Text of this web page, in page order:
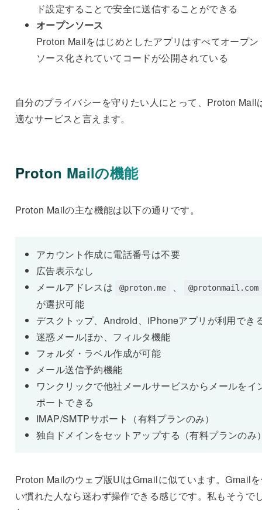
ド設定することで安全に送信することができる
オープンソース
Proton Mailをはじめとしたアプリはすべてオープン
ソース化されていてコードが公開されている
自分のプライバシーを守りたい人にとって、Proton Mail
適なサービスと言えます。
Proton Mailの機能
Proton Mailの主な機能は以下の通りです。
アカウント作成に電話番号は不要
広告表示なし
メールアドレスは
@proton.me 、 @protonmail.com
が選択可能
デスクトップ、Android、iPhoneアプリが利用でき
迷惑メールほか、フィルタ機能
フォルダ・ラベル作成が可能
メール送信予約機能
ワンクリックで他社メールサービスからメールをイ
ポートできる
IMAP/SMTPサポート（有料プランのみ）
独自ドメインをセットアップする（有料プランのみ
Proton Mailのウェブ版UIはGmailに似ています。Gmail
い慣れた人なら迷わず操作できる感じです。私もそうで